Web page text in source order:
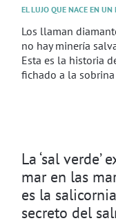
EL LUJO QUE NACE EN UN
Los llaman
no hay minería
Esta es la historia
fichado a la
La ‘sal verde’
mar en las
es la
secreto del